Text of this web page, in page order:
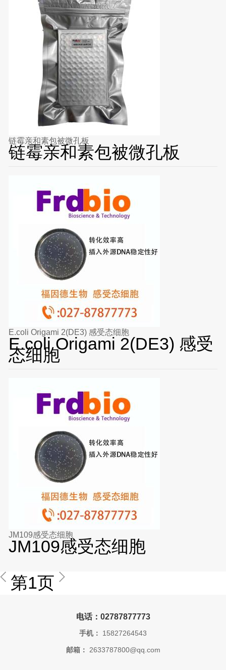
链霉亲和素包被微孔板
链霉亲和素包被微孔板
E.coli Origami 2(DE3) 感受态细胞
E.coli Origami 2(DE3) 感受
态细胞
JM109感受态细胞
JM109感受态细胞
第1页
电话：02787877773
手机： 15827264543
邮箱： 2633787800@qq.com